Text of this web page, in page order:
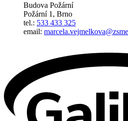
Budova Požární
Požární 1, Brno
tel.: 533 433 325
email: